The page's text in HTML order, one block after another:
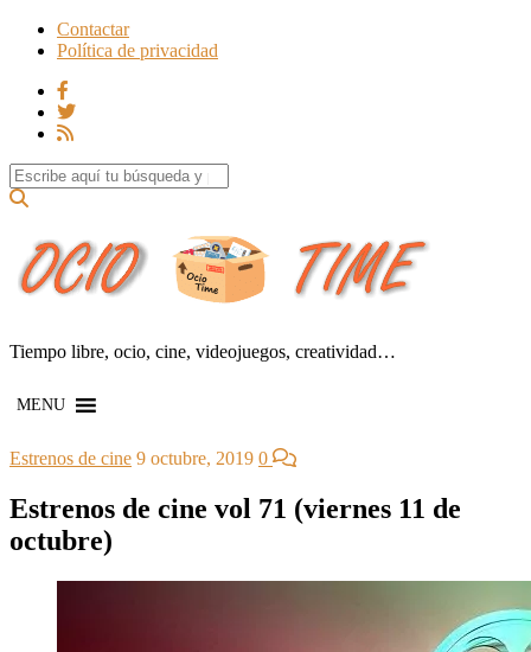
Contactar
Política de privacidad
Search for:
Tiempo libre, ocio, cine, videojuegos, creatividad…
MENU
Estrenos de cine 9 octubre, 2019 0
Estrenos de cine vol 71 (viernes 11 de
octubre)